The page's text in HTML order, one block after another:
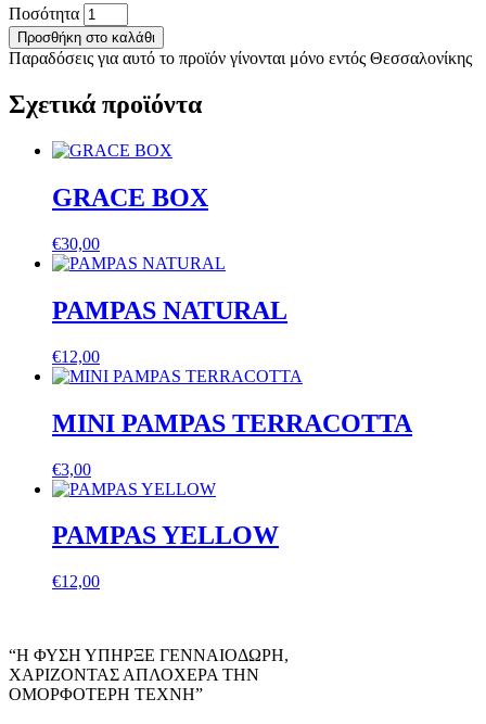
Ποσότητα LILLY
BOX
ποσότητα
Προσθήκη στο καλάθι
Παραδόσεις για αυτό το προϊόν γίνονται μόνο εντός Θεσσαλονίκης
Σχετικά προϊόντα
GRACE BOX
€30,00
PAMPAS NATURAL
€12,00
MINI PAMPAS TERRACOTTA
€3,00
PAMPAS YELLOW
€12,00
“Η ΦΥΣΗ ΥΠΗΡΞΕ ΓΕΝΝΑΙΟΔΩΡΗ,
ΧΑΡΙΖΟΝΤΑΣ ΑΠΛΟΧΕΡΑ ΤΗΝ
ΟΜΟΡΦΟΤΕΡΗ ΤΕΧΝΗ”